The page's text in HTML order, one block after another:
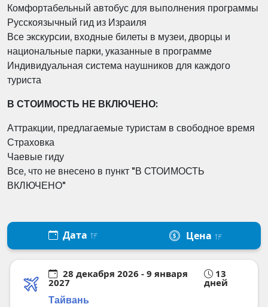
Комфортабельный автобус для выполнения программы
Русскоязычный гид из Израиля
Все экскурсии, входные билеты в музеи, дворцы и
национальные парки, указанные в программе
Индивидуальная система наушников для каждого
туриста
В СТОИМОСТЬ НЕ ВКЛЮЧЕНО:
Аттракции, предлагаемые туристам в свободное время
Страховка
Чаевые гиду
Все, что не внесено в пункт "В СТОИМОСТЬ
ВКЛЮЧЕНО"
Дата Цена
28 декабря 2026 - 9 января
2027
13
дней
Тайвань